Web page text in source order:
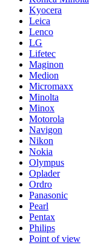
Kyocera
Leica
Lenco
LG
Lifetec
Maginon
Medion
Micromaxx
Minolta
Minox
Motorola
Navigon
Nikon
Nokia
Olympus
Oplader
Ordro
Panasonic
Pearl
Pentax
Philips
Point of view